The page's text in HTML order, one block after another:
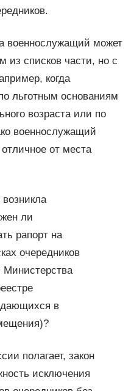
военнослужащий может
из списков части, но с
когда
льготным основаниям
возраста или по
военнослужащий
от места
ли
рапорт на
очередников
в
полагает, закон
исключения